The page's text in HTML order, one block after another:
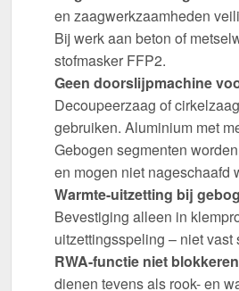
en zaagwerkzaamheden
Bij werk aan beton of
stofmasker FFP2.
Geen doorslijpmachine
Decoupeerzaag of
gebruiken. Aluminium met
Gebogen segmenten
en mogen niet nageschaafd
Warmte-uitzetting bij
Bevestiging alleen in
uitzettingsspeling – niet vast
RWA-functie niet blokkeren
dienen tevens als rook- en